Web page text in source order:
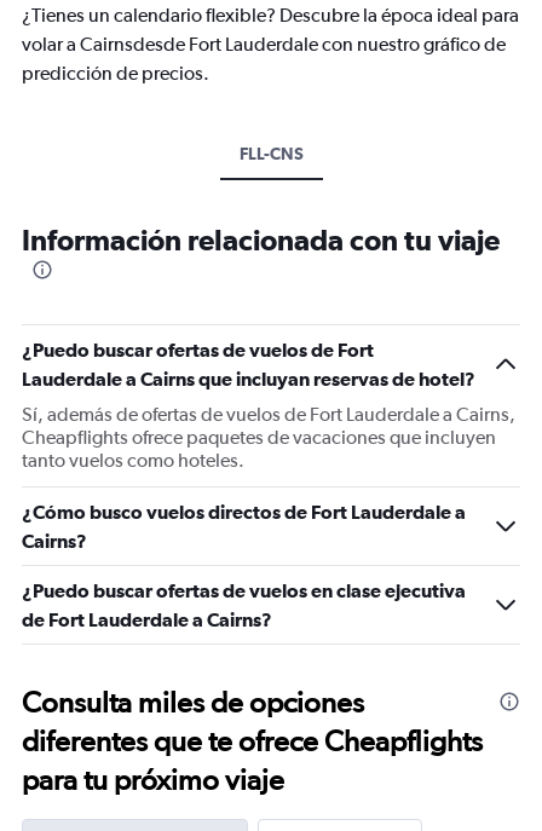
¿Tienes un calendario flexible? Descubre la época ideal para
volar a Cairnsdesde Fort Lauderdale con nuestro gráfico de
predicción de precios.
FLL-CNS
Información relacionada con tu viaje
¿Puedo buscar ofertas de vuelos de Fort
Lauderdale a Cairns que incluyan reservas de hotel?
Sí, además de ofertas de vuelos de Fort Lauderdale a Cairns,
Cheapflights ofrece paquetes de vacaciones que incluyen
tanto vuelos como hoteles.
¿Cómo busco vuelos directos de Fort Lauderdale a
Cairns?
¿Puedo buscar ofertas de vuelos en clase ejecutiva
de Fort Lauderdale a Cairns?
Consulta miles de opciones
diferentes que te ofrece Cheapflights
para tu próximo viaje